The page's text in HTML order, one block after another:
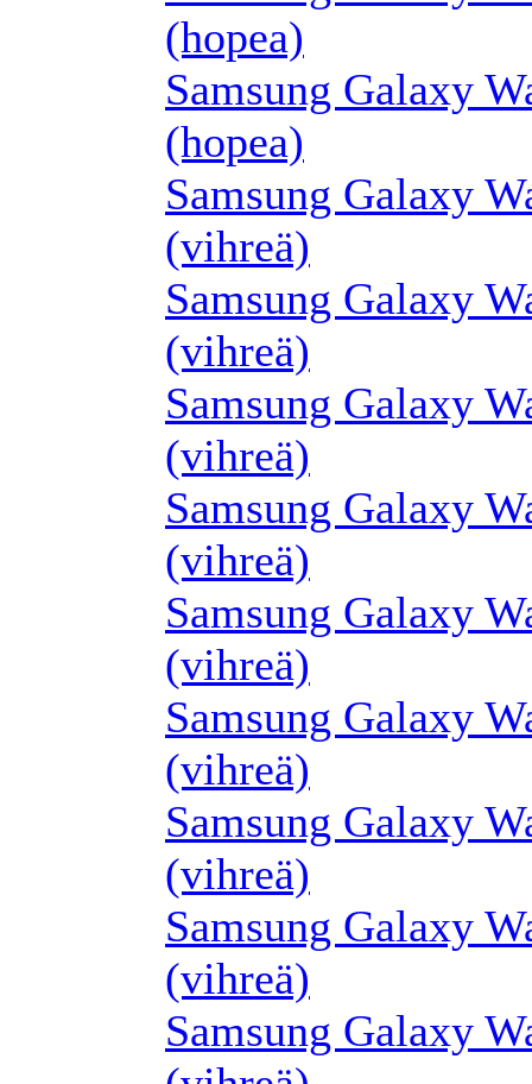
(hopea)
Samsung Galaxy
(hopea)
Samsung Galaxy
(vihreä)
Samsung Galaxy
(vihreä)
Samsung Galaxy
(vihreä)
Samsung Galaxy
(vihreä)
Samsung Galaxy
(vihreä)
Samsung Galaxy
(vihreä)
Samsung Galaxy
(vihreä)
Samsung Galaxy
(vihreä)
Samsung Galaxy